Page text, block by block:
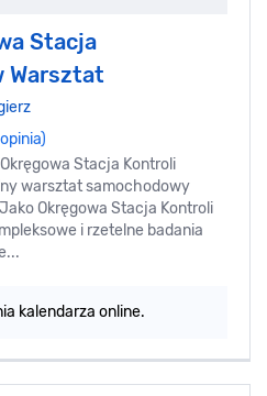
Stacja
Warsztat
Stacja Kontroli
warsztat samochodowy
Okręgowa Stacja Kontroli
i rzetelne badania
kalendarza online.